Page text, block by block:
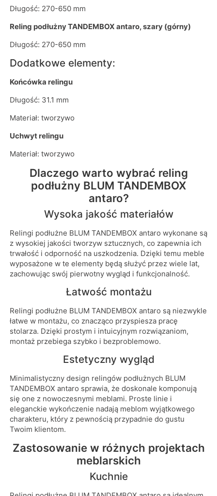
Długość: 270-650 mm
Reling podłużny TANDEMBOX antaro, szary (górny)
Długość: 270-650 mm
Dodatkowe elementy:
Końcówka relingu
Długość: 31.1 mm
Materiał: tworzywo
Uchwyt relingu
Materiał: tworzywo
Dlaczego warto wybrać reling
podłużny BLUM TANDEMBOX
antaro?
Wysoka jakość materiałów
Relingi podłużne BLUM TANDEMBOX antaro wykonane są
z wysokiej jakości tworzyw sztucznych, co zapewnia ich
trwałość i odporność na uszkodzenia. Dzięki temu meble
wyposażone w te elementy będą służyć przez wiele lat,
zachowując swój pierwotny wygląd i funkcjonalność.
Łatwość montażu
Relingi podłużne BLUM TANDEMBOX antaro są niezwykle
łatwe w montażu, co znacząco przyspiesza pracę
stolarza. Dzięki prostym i intuicyjnym rozwiązaniom,
montaż przebiega szybko i bezproblemowo.
Estetyczny wygląd
Minimalistyczny design relingów podłużnych BLUM
TANDEMBOX antaro sprawia, że doskonale komponują
się one z nowoczesnymi meblami. Proste linie i
eleganckie wykończenie nadają meblom wyjątkowego
charakteru, który z pewnością przypadnie do gustu
Twoim klientom.
Zastosowanie w różnych projektach
meblarskich
Kuchnie